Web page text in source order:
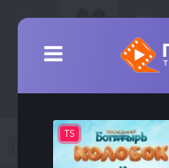
TS